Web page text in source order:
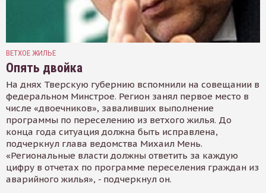
ВЕТХОЕ ЖИЛЬЕ
Опять двойка
На днях Тверскую губернию вспомнили на совещании в
федеральном Минстрое. Регион занял первое место в
числе «двоечников», заваливших выполнение
программы по переселению из ветхого жилья. До
конца года ситуация должна быть исправлена,
подчеркнул глава ведомства Михаил Мень.
«Региональные власти должны ответить за каждую
цифру в отчетах по программе переселения граждан из
аварийного жилья», - подчеркнул он.